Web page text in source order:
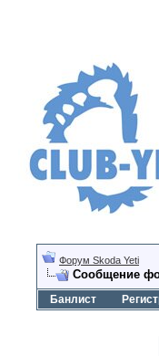
Форум Skoda Yeti
Сообщение
Банлист